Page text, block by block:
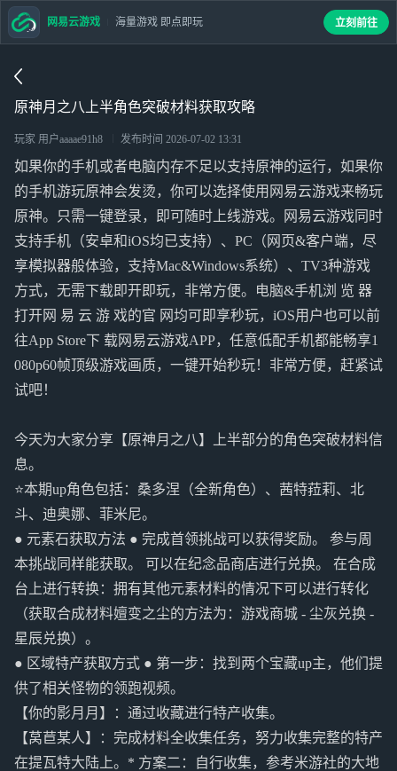
原神月之八上半角色突破材料获取攻略
玩家 用户aaaae91h8 发布时间 2026-07-02 13:31
如果你的手机或者电脑内存不足以支持原神的运行，如果你
的手机游玩原神会发烫，你可以选择使用网易云游戏来畅玩
原神。只需一键登录，即可随时上线游戏。网易云游戏同时
支持手机（安卓和iOS均已支持）、PC（网页&客户端，尽
享模拟器般体验，支持Mac&Windows系统）、TV3种游戏
方式，无需下载即开即玩，非常方便。电脑&手机浏 览 器
打开网 易 云 游 戏的官 网均可即享秒玩，iOS用户也可以前
往App Store下 载网易云游戏APP，任意低配手机都能畅享1
080p60帧顶级游戏画质，一键开始秒玩！非常方便，赶紧试
试吧！
今天为大家分享【原神月之八】上半部分的角色突破材料信
息。
⭐️本期up角色包括：桑多涅（全新角色）、茜特菈莉、北
斗、迪奥娜、菲米尼。
● 元素石获取方法 ● 完成首领挑战可以获得奖励。 参与周
本挑战同样能获取。 可以在纪念品商店进行兑换。 在合成
台上进行转换：拥有其他元素材料的情况下可以进行转化
（获取合成材料嬗变之尘的方法为：游戏商城 - 尘灰兑换 -
星辰兑换）。
● 区域特产获取方式 ● 第一步：找到两个宝藏up主，他们提
供了相关怪物的领跑视频。
【你的影月月】：通过收藏进行特产收集。
【莴苣某人】：完成材料全收集任务，努力收集完整的特产
在提瓦特大陆上。* 方案二：自行收集，参考米游社的大地
网易云游戏 海量游戏 即点即玩 立刻前往